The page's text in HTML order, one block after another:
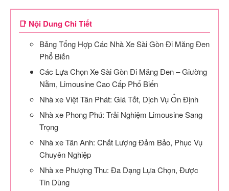
📑 Nội Dung Chi Tiết
Bảng Tổng Hợp Các Nhà Xe Sài Gòn Đi Măng Đen
Phổ Biến
Các Lựa Chọn Xe Sài Gòn Đi Măng Đen – Giường
Nằm, Limousine Cao Cấp Phổ Biến
Nhà xe Việt Tân Phát: Giá Tốt, Dịch Vụ Ổn Định
Nhà xe Phong Phú: Trải Nghiệm Limousine Sang
Trọng
Nhà xe Tân Anh: Chất Lượng Đảm Bảo, Phục Vụ
Chuyên Nghiệp
Nhà xe Phượng Thu: Đa Dạng Lựa Chọn, Được
Tin Dùng